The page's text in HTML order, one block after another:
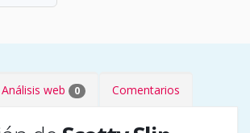
Análisis web 0 Comentarios